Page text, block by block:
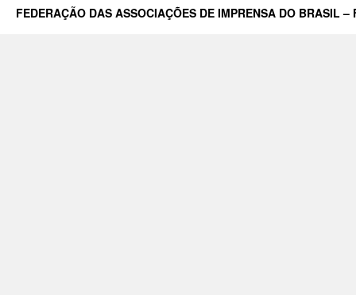
FEDERAÇÃO DAS ASSOCIAÇÕES DE IMPRENSA DO BRASIL –